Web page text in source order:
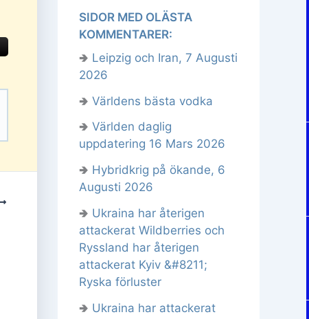
SIDOR MED OLÄSTA
KOMMENTARER:
🢂 Leipzig och Iran, 7 Augusti
2026
🢂 Världens bästa vodka
🢂 Världen daglig
uppdatering 16 Mars 2026
🢂 Hybridkrig på ökande, 6
Augusti 2026
🢂 Ukraina har återigen
attackerat Wildberries och
Ryssland har återigen
attackerat Kyiv &#8211;
Ryska förluster
🢂 Ukraina har attackerat